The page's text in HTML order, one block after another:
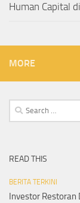
Human Capital
MORE
Search
for:
READ THIS
BERITA TERKINI
Investor